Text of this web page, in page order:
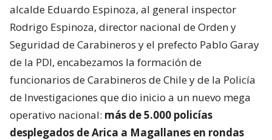
alcalde Eduardo Espinoza, al general inspector
Rodrigo Espinoza, director nacional de Orden y
Seguridad de Carabineros y el prefecto Pablo Garay
de la PDI, encabezamos la formación de
funcionarios de Carabineros de Chile y de la Policía
de Investigaciones que dio inicio a un nuevo mega
operativo nacional: más de 5.000 policías
desplegados de Arica a Magallanes en rondas